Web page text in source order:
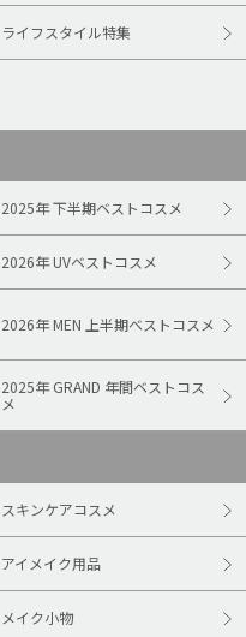
ライフスタイル特集
2025年 下半期ベストコスメ
2026年 UVベストコスメ
2026年 MEN 上半期ベストコスメ
2025年 GRAND 年間ベストコス
メ
スキンケアコスメ
アイメイク用品
メイク小物